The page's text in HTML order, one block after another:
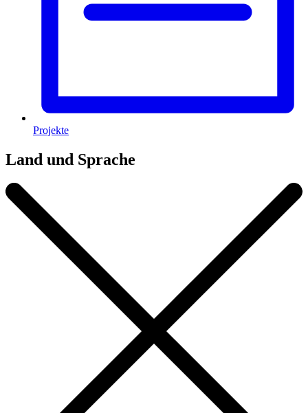
Projekte
Land und Sprache